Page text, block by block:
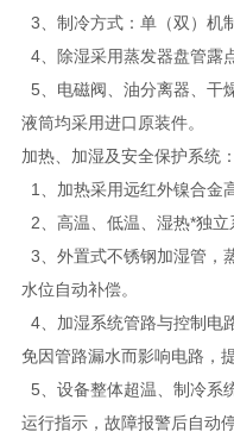
3、制冷方式：单（双）机
4、除湿采用蒸发器盘管露
5、电磁阀、油分离器、干
液筒均采用进口原装件。
加热、加湿及安全保护系统：
1、加热采用远红外镍合金
2、高温、低温、湿热*独立
3、外置式不锈钢加湿管，
水位自动补偿。
4、加湿系统管路与控制电
免因管路漏水而影响电路，
5、设备整体超温、制冷系
运行指示，故障报警后自动